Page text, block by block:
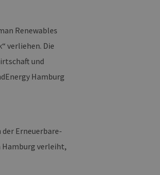
Renewables
verliehen. Die
und
Hamburg
Erneuerbare-
Hamburg verleiht,